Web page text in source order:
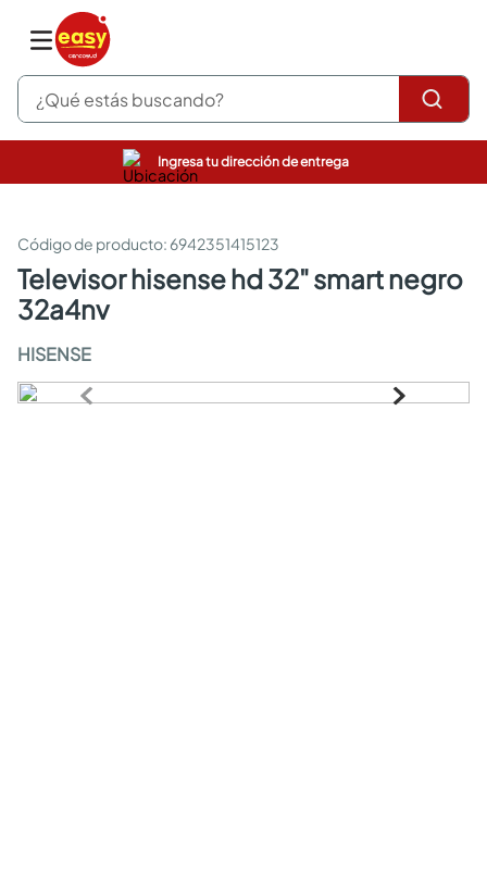
¿Qué estás buscando?
Ingresa tu dirección de entrega
: 6942351415123
televisor hisense hd 32" smart negro
32a4nv
HISENSE
pinturas
sanitarios
comedor
escritorio
armarios closet
comedores
neveras